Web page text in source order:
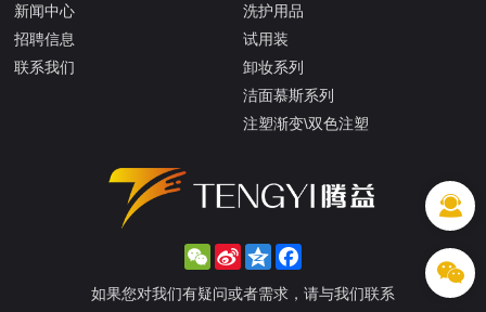
新闻中心
招聘信息
联系我们
洗护用品
试用装
卸妆系列
洁面慕斯系列
注塑渐变\双色注塑
WeChat
Sina
Weibo
Qzone
如果您对我们有疑问或者需求，请与我们联系